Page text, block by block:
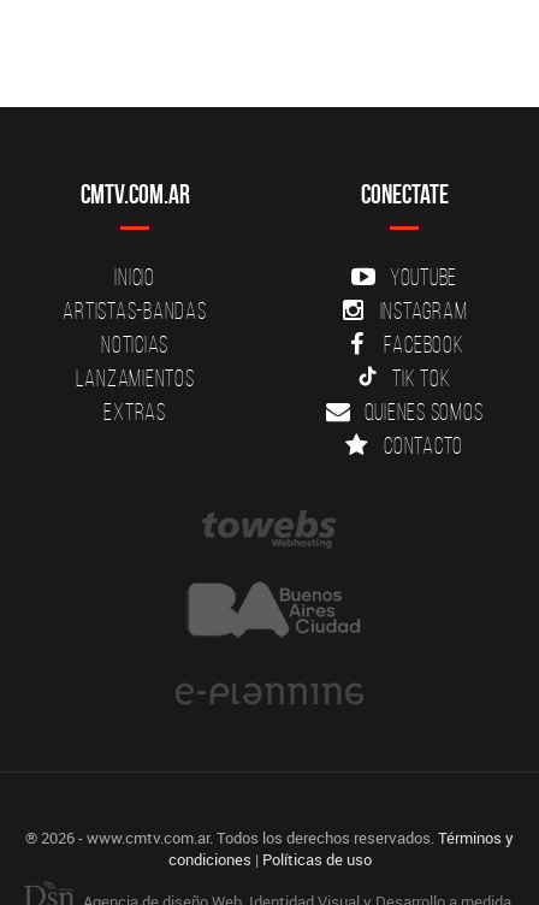
CMTV.com.ar
Inicio
Artistas-Bandas
Noticias
Lanzamientos
Extras
Conectate
YouTube
Instagram
Facebook
Tik Tok
Quienes somos
Contacto
® 2026 - www.cmtv.com.ar. Todos los derechos reservados.Términos y
condiciones | Políticas de uso